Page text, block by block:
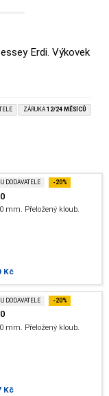
Erdi. Výkovek
ZÁRUKA 12/24 MĚSÍCŮ
DODAVATELE -20%
mm. Přeložený kloub.
Kč
DODAVATELE -20%
mm. Přeložený kloub.
Kč